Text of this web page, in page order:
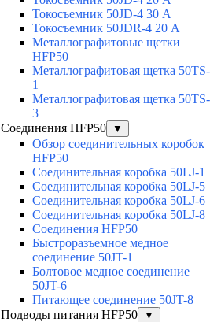
Токосъемник 50JD-4 30 А
Токосъемник 50JDR-4 20 А
Металлографитовые щетки
HFP50
Металлографитовая щетка 50TS-
1
Металлографитовая щетка 50TS-
3
Соединения HFP50
▼
Обзор соединительных коробок
HFP50
Соединительная коробка 50LJ-1
Соединительная коробка 50LJ-5
Соединительная коробка 50LJ-6
Соединительная коробка 50LJ-8
Соединения HFP50
Быстроразъемное медное
соединение 50JT-1
Болтовое медное соединение
50JT-6
Питающее соединение 50JT-8
Подводы питания HFP50
▼